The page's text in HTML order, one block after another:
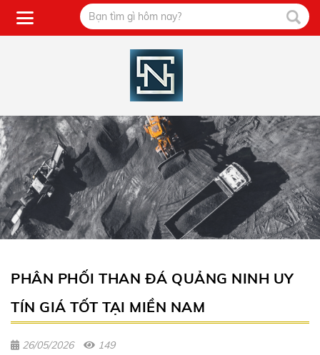
PHÂN PHỐI THAN ĐÁ QUẢNG NINH UY
TÍN GIÁ TỐT TẠI MIỀN NAM
26/05/2026 149